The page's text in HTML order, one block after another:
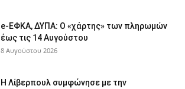
e-ΕΦΚΑ, ΔΥΠΑ: Ο «χάρτης» των πληρωμών
έως τις 14 Αυγούστου
8 Αυγούστου 2026
Η Λίβερπουλ συμφώνησε με την